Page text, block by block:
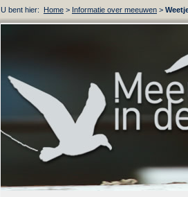
U bent hier: Home > Informatie over meeuwen >